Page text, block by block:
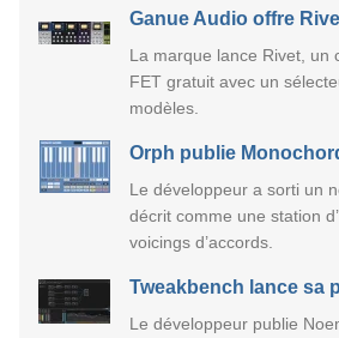
Ganue Audio offre
La marque lance Rivet, un
FET gratuit avec un
modèles.
Orph publie
Le développeur a sorti un
décrit comme une station
voicings d’accords.
Tweakbench lance sa
Le développeur publie